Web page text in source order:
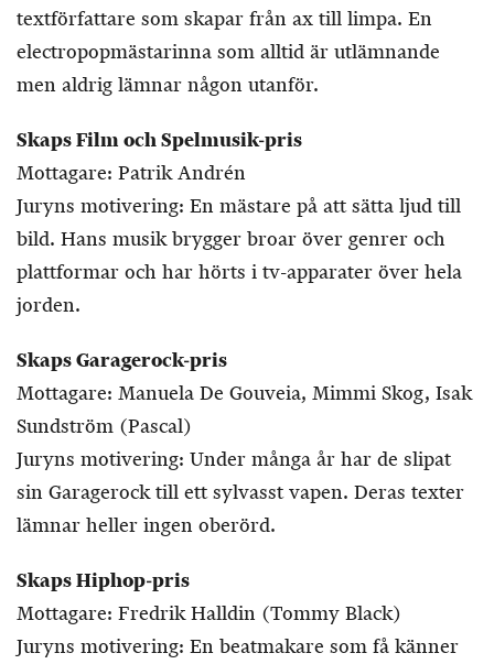
textförfattare som skapar från ax till limpa. En
electropopmästarinna som alltid är utlämnande
men aldrig lämnar någon utanför.
Skaps Film och Spelmusik-pris
Mottagare: Patrik Andrén
Juryns motivering: En mästare på att sätta ljud till
bild. Hans musik brygger broar över genrer och
plattformar och har hörts i tv-apparater över hela
jorden.
Skaps Garagerock-pris
Mottagare: Manuela De Gouveia, Mimmi Skog, Isak
Sundström (Pascal)
Juryns motivering: Under många år har de slipat
sin Garagerock till ett sylvasst vapen. Deras texter
lämnar heller ingen oberörd.
Skaps Hiphop-pris
Mottagare: Fredrik Halldin (Tommy Black)
Juryns motivering: En beatmakare som få känner